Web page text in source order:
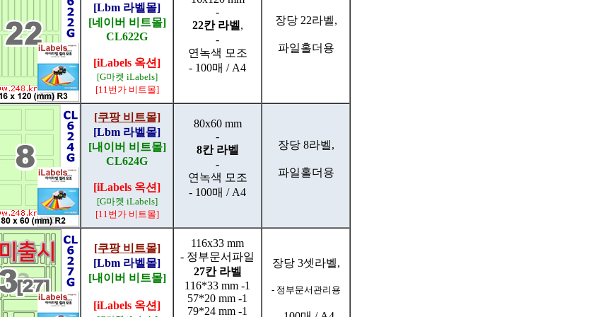
[Lbm 라벨몰]
[네이버 비트몰]
CL622G
[iLabels 옥션]
[G마켓 iLabels]
[11번가 비트몰]
-
22칸 라벨 ,
-
연녹색 모조
- 100매 / A4
장당 22라벨,
파일홀더용
[쿠팡 비트몰]
[Lbm 라벨몰]
[내이버 비트몰]
CL624G
[iLabels 옥션]
[G마켓 iLabels]
[11번가 비트몰]
80x60 mm
-
8칸 라벨
-
연녹색 모조
- 100매 / A4
장당 8라벨,
파일홀더용
[쿠팡 비트몰]
[Lbm 라벨몰]
[내이버 비트몰]
[iLabels 옥션]
116x33 mm
- 정부문서파일
27칸 라벨
116*33 mm -1
57*20 mm -1
79*24 mm -1
장당 3셋라벨,
- 정부문서관리용